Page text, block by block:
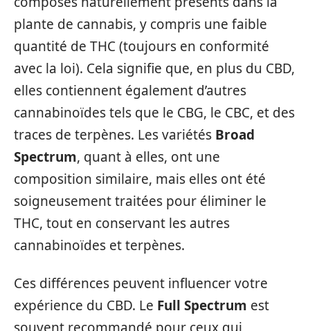
plante de cannabis, y compris une faible
quantité de THC (toujours en conformité
avec la loi). Cela signifie que, en plus du CBD,
elles contiennent également d’autres
cannabinoïdes tels que le CBG, le CBC, et des
traces de terpènes. Les variétés Broad
Spectrum, quant à elles, ont une
composition similaire, mais elles ont été
soigneusement traitées pour éliminer le
THC, tout en conservant les autres
cannabinoïdes et terpènes.
Ces différences peuvent influencer votre
expérience du CBD. Le Full Spectrum est
souvent recommandé pour ceux qui